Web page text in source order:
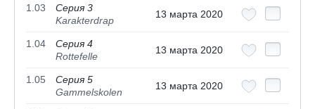
1.03
Серия 3
Karakterdrap
13 марта 2020
1.04
Серия 4
Rottefelle
13 марта 2020
1.05
Серия 5
Gammelskolen
13 марта 2020